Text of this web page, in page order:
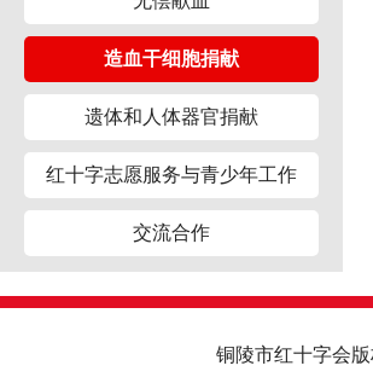
造血干细胞捐献
遗体和人体器官捐献
红十字志愿服务与青少年工作
交流合作
铜陵市红十字会